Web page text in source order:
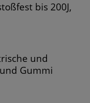
bis 200J,
und
Gummi